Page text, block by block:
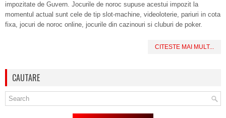
impozitate de Guvern. Jocurile de noroc supuse acestui impozit la
momentul actual sunt cele de tip slot-machine, videoloterie, pariuri in cota
fixa, jocuri de noroc online, jocurile din cazinouri si cluburi de poker.
CITESTE MAI MULT...
CAUTARE